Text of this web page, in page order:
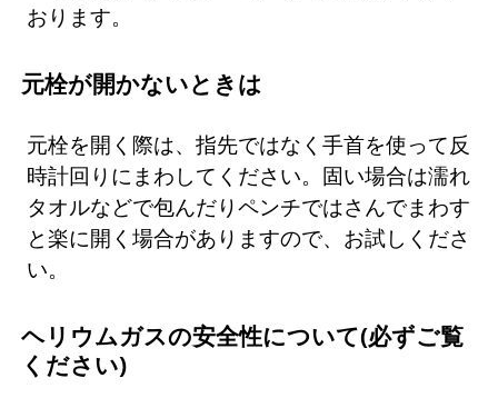
おります。
元栓が開かないときは
元栓を開く際は、指先ではなく手首を使って反
時計回りにまわしてください。固い場合は濡れ
タオルなどで包んだりペンチではさんでまわす
と楽に開く場合がありますので、お試しくださ
い。
ヘリウムガスの安全性について(必ずご覧
ください)